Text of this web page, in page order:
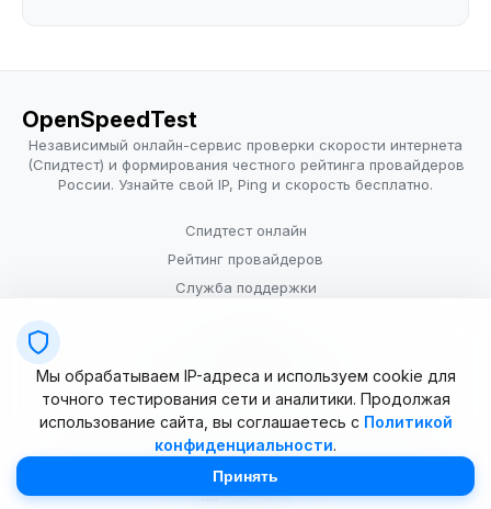
OpenSpeedTest
Независимый онлайн-сервис проверки скорости интернета
(Спидтест) и формирования честного рейтинга провайдеров
России. Узнайте свой IP, Ping и скорость бесплатно.
Спидтест онлайн
Рейтинг провайдеров
Служба поддержки
Условия использования
© 2025–2026 OpenSpeedTest (ИП Долматова В.В.). Все права
Мы обрабатываем IP-адреса и используем cookie для
точного тестирования сети и аналитики. Продолжая
использование сайта, вы соглашаетесь с Политикой
конфиденциальности.
Принять